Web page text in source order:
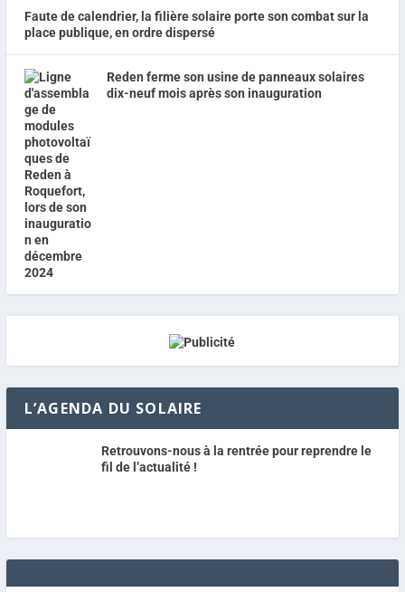
Faute de calendrier, la filière solaire porte son combat sur la
place publique, en ordre dispersé
Reden ferme son usine de panneaux solaires
dix-neuf mois après son inauguration
L’AGENDA DU SOLAIRE
Retrouvons-nous à la rentrée pour reprendre le
fil de l’actualité !